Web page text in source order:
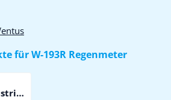
fürW-193R Regenmeter